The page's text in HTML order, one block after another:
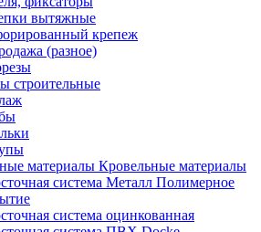
вытяжные
крепеж
(разное)
строительные
Кровельные материалы
система Металл Полимерное
система оцинкованная